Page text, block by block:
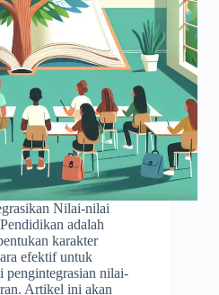
Nilai-nilai
adalah
karakter
efektif untuk
pengintegrasian nilai-
Artikel ini akan